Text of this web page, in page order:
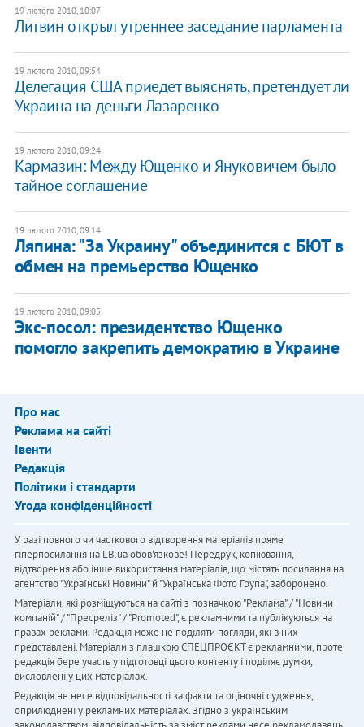
19 лютого 2010, 10:07
Литвин открыл утреннее заседание парламента
19 лютого 2010, 09:54
Делегация США приедет выяснять, претендует ли
Украина на деньги Лазаренко
19 лютого 2010, 09:24
Кармазин: Между Ющенко и Януковичем было
тайное соглашение
19 лютого 2010, 09:14
Ляпина: "За Украину" объединится с БЮТ в
обмен на премьерство Ющенко
19 лютого 2010, 09:05
Экс-посол: президентство Ющенко
помогло закрепить демократию в Украине
Про нас
Реклама на сайті
Івенти
Редакція
Політики і стандарти
Угода конфіденційності
У разі повного чи часткового відтворення матеріалів пряме
гіперпосилання на LB.ua обов'язкове! Передрук, копіювання,
відтворення або інше використання матеріалів, що містять посилання на
агентство "Українськi Новини" й "Українська Фото Група", заборонено.
Матеріали, які розміщуються на сайті з позначкою "Реклама" / "Новини
компаній" / "Пресреліз" / "Promoted", є рекламними та публікуються на
правах реклами. Редакція може не поділяти погляди, які в них
представлені. Матеріали з плашкою СПЕЦПРОЄКТ є рекламними, проте
редакція бере участь у підготовці цього контенту і поділяє думки,
висловлені у цих матеріалах.
Редакція не несе відповідальності за факти та оціночні судження,
оприлюднені у рекламних матеріалах. Згідно з українським